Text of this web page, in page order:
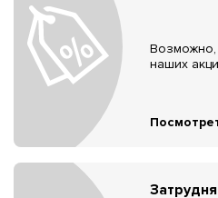
Возможно,
наших